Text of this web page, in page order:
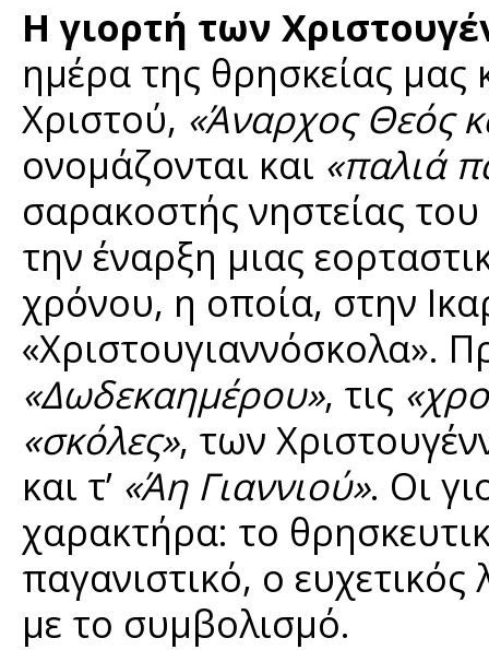
Η γιορτή των
ημέρα της θρησκείας μας
Χριστού, «Άναρχος Θεός
ονομάζονται και «παλιά
σαρακοστής νηστείας του
την έναρξη μιας
χρόνου, η οποία, στην
«Χριστουγιαννόσκολα».
«Δωδεκαημέρου», τις
«σκόλες», των
και τ’ «Άη Γιαννιού». Οι
χαρακτήρα: το
παγανιστικό, ο
με το συμβολισμό.